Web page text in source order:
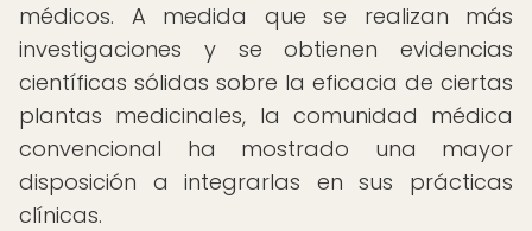
médicos. A medida que se realizan más
investigaciones y se obtienen evidencias
científicas sólidas sobre la eficacia de ciertas
plantas medicinales, la comunidad médica
convencional ha mostrado una mayor
disposición a integrarlas en sus prácticas
clínicas.